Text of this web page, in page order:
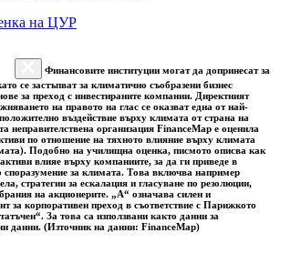
на ЦУР
Финансовите институции могат да допринесат за
се застъпват за климатично съобразени бизнес
за преход с инвестираните компании. Директният
на правото на глас се оказват една от най-
въздействие върху климата от страна на
неправителствена организация FinanceMap е оценила
по отношение на тяхното влияние върху климата
Подобно на училищна оценка, писмото описва как
влияе върху компаниите, за да ги приведе в
споразумение за климата. Това включва например
стратегии за ескалация и гласуване по резолюции,
на акционерите. „A“ означава силен и
за корпоративен преход в съответствие с Парижкото
За това са използвани както данни за
данни. (Източник на данни: FinanceMap)